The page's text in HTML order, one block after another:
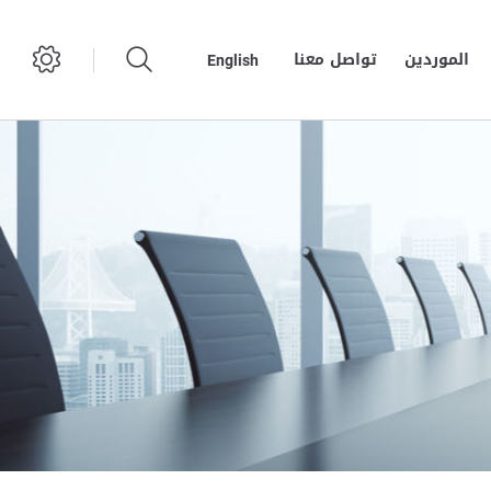
الموردين تواصل معنا English